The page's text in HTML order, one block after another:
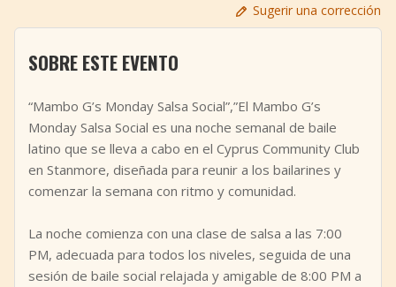
Sugerir una corrección
SOBRE ESTE EVENTO
“Mambo G’s Monday Salsa Social”,”El Mambo G’s
Monday Salsa Social es una noche semanal de baile
latino que se lleva a cabo en el Cyprus Community Club
en Stanmore, diseñada para reunir a los bailarines y
comenzar la semana con ritmo y comunidad.
La noche comienza con una clase de salsa a las 7:00
PM, adecuada para todos los niveles, seguida de una
sesión de baile social relajada y amigable de 8:00 PM a